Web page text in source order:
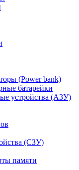
(Power bank)
батарейки
устройства (АЗУ)
(СЗУ)
памяти